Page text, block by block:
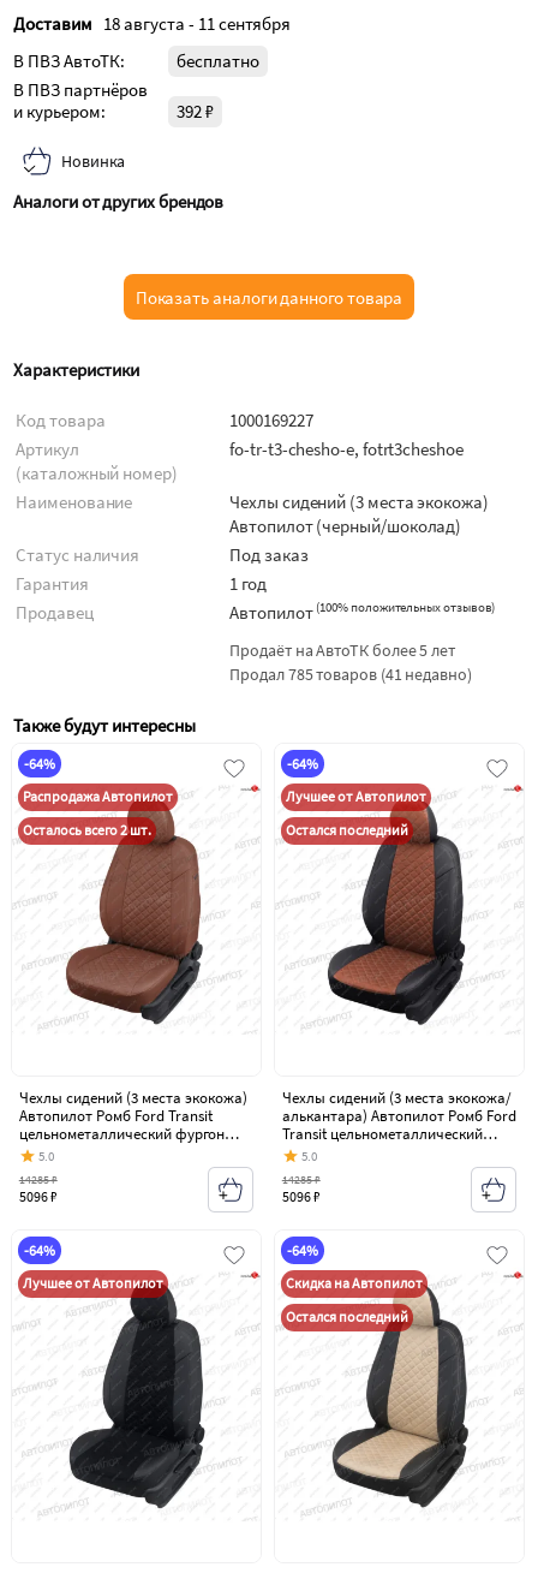
Доставим 18 августа - 11 сентября
В ПВЗ АвтоТК:
бесплатно
В ПВЗ партнёров
и курьером:
392 ₽
Новинка
Аналоги от других брендов
Показать аналоги данного товара
Характеристики
Код товара
1000169227
Артикул
(каталожный номер)
fo-tr-t3-chesho-e, fotrt3cheshoe
Наименование
Чехлы сидений (3 места экокожа)
Автопилот (черный/шоколад)
Статус наличия
Под заказ
Гарантия
1 год
Продавец
Автопилот (100% положительных отзывов)
Продаёт на АвтоТК более 5 лет
Продал 785 товаров (41 недавно)
Также будут интересны
-64%
Распродажа Автопилот
Осталось всего 2 шт.
Чехлы сидений (3 места экокожа)
Автопилот Ромб Ford Transit
цельнометаллический фургон
(2006-2014)
5.0
5096 ₽
14285 ₽
-64%
Лучшее от Автопилот
Остался последний
Чехлы сидений (3 места экокожа/
алькантара) Автопилот Ромб Ford
Transit цельнометаллический
фургон (2006-2014)
5.0
5096 ₽
14285 ₽
-64%
Лучшее от Автопилот
-64%
Скидка на Автопилот
Остался последний